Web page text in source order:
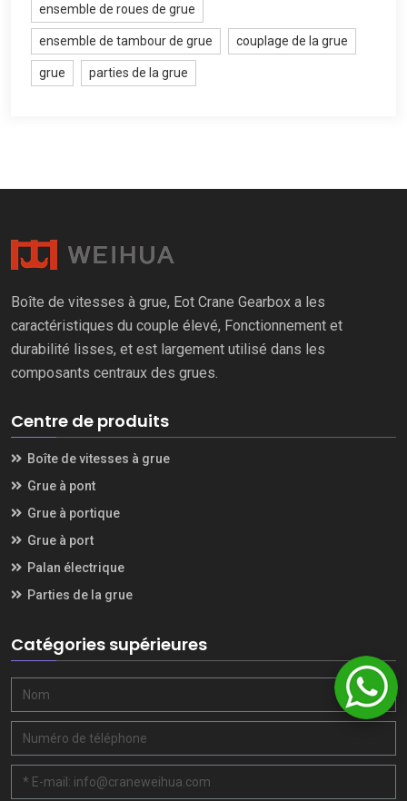
ensemble de roues de grue
ensemble de tambour de grue couplage de la grue
grue parties de la grue
Boîte de vitesses à grue, Eot Crane Gearbox a les
caractéristiques du couple élevé, Fonctionnement et
durabilité lisses, et est largement utilisé dans les
composants centraux des grues.
Centre de produits
Boîte de vitesses à grue
Grue à pont
Grue à portique
Grue à port
Palan électrique
Parties de la grue
Catégories supérieures